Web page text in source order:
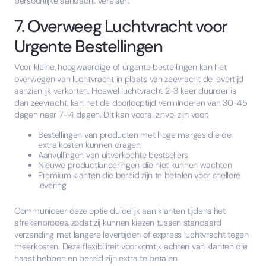
7. Overweeg Luchtvracht voor
Urgente Bestellingen
Voor kleine, hoogwaardige of urgente bestellingen kan het
overwegen van luchtvracht in plaats van zeevracht de levertijd
aanzienlijk verkorten. Hoewel luchtvracht 2-3 keer duurder is
dan zeevracht, kan het de doorlooptijd verminderen van 30-45
dagen naar 7-14 dagen. Dit kan vooral zinvol zijn voor:
Bestellingen van producten met hoge marges die de
extra kosten kunnen dragen
Aanvullingen van uitverkochte bestsellers
Nieuwe productlanceringen die niet kunnen wachten
Premium klanten die bereid zijn te betalen voor snellere
levering
Communiceer deze optie duidelijk aan klanten tijdens het
afrekenproces, zodat zij kunnen kiezen tussen standaard
verzending met langere levertijden of express luchtvracht tegen
meerkosten. Deze flexibiliteit voorkomt klachten van klanten die
haast hebben en bereid zijn extra te betalen.